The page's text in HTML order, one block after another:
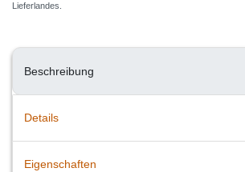
Lieferlandes.
Beschreibung
Details
Eigenschaften